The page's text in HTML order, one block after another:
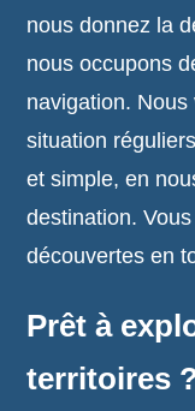
nous donnez la
nous occupons
navigation.
situation
et simple, en
destination.
découvertes en
Prêt à
territoires